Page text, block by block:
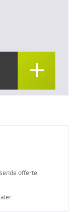
offerte